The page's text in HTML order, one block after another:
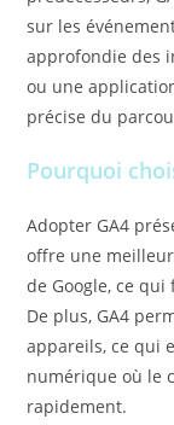
sur les
approfondie des
ou une
précise du
Pourquoi
Adopter GA4
offre une
de Google, ce
De plus, GA4
appareils, ce qui
numérique où le
rapidement.